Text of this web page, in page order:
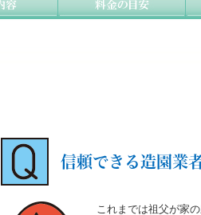
信頼できる造園業
これまでは祖父が家